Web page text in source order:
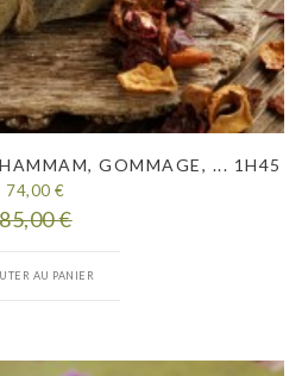
GOMMAGE, ... 1H45
74,00 €
85,00 €
AU PANIER